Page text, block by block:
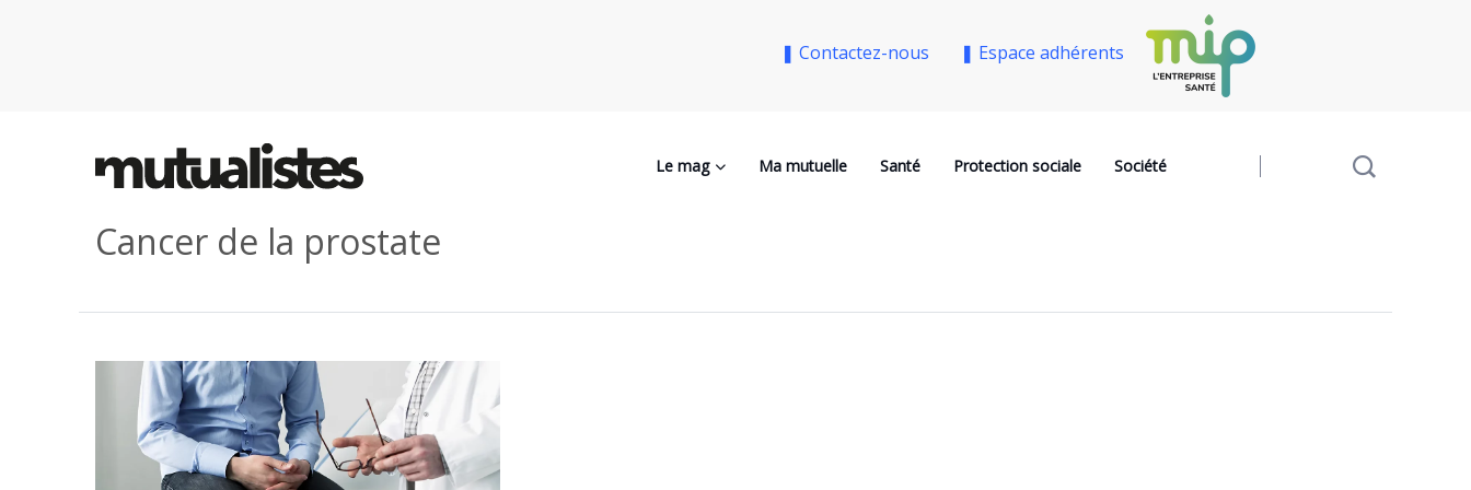
❚ Contactez-nous ❚ Espace adhérents
Le mag Ma mutuelle Santé Protection sociale Société
Cancer de la prostate